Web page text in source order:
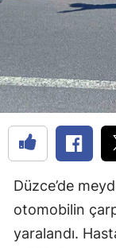
Düzce’de
otomobilin
yaralandı.